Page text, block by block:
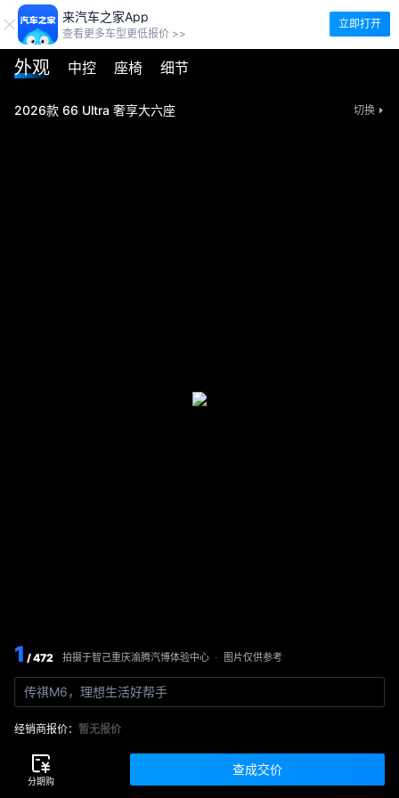
来汽车之家App
查看更多车型更低报价 >>
立即打开
外观 中控 座椅 细节
2026款 66 Ultra 奢享大六座 切换
1 / 472 拍摄于智己重庆渝腾汽博体验中心 · 图片仅供参考
传祺M6，理想生活好帮手
经销商报价： 暂无报价
查成交价